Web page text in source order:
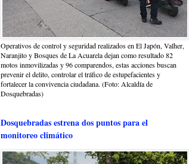
Operativos de control y seguridad realizados en El Japón, Valher,
Naranjito y Bosques de La Acuarela dejan como resultado 82
motos inmovilizadas y 96 comparendos, estas acciones buscan
prevenir el delito, controlar el tráfico de estupefacientes y
fortalecer la convivencia ciudadana. (Foto: Alcaldía de
Dosquebradas)
Dosquebradas estrena dos puntos para el
monitoreo climático